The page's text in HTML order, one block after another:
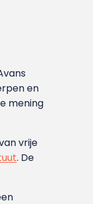
en
mening
vrije
. De